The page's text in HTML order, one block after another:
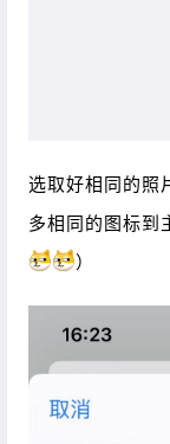
选取好相同的照
多相同的图标到
）